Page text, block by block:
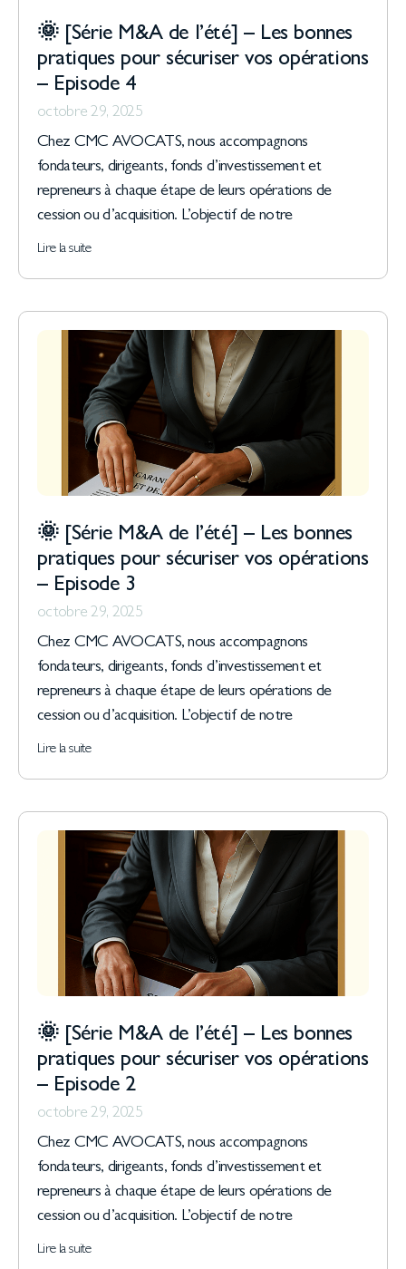
🌞 [Série M&A de l’été] – Les bonnes
pratiques pour sécuriser vos opérations
– Episode 4
octobre 29, 2025
Chez CMC AVOCATS, nous accompagnons
fondateurs, dirigeants, fonds d’investissement et
repreneurs à chaque étape de leurs opérations de
cession ou d’acquisition. L’objectif de notre
Lire la suite
🌞 [Série M&A de l’été] – Les bonnes
pratiques pour sécuriser vos opérations
– Episode 3
octobre 29, 2025
Chez CMC AVOCATS, nous accompagnons
fondateurs, dirigeants, fonds d’investissement et
repreneurs à chaque étape de leurs opérations de
cession ou d’acquisition. L’objectif de notre
Lire la suite
🌞 [Série M&A de l’été] – Les bonnes
pratiques pour sécuriser vos opérations
– Episode 2
octobre 29, 2025
Chez CMC AVOCATS, nous accompagnons
fondateurs, dirigeants, fonds d’investissement et
repreneurs à chaque étape de leurs opérations de
cession ou d’acquisition. L’objectif de notre
Lire la suite